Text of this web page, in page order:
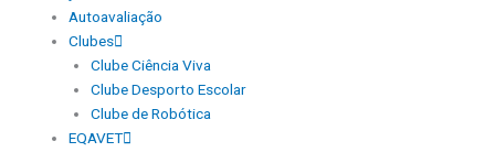
Autoavaliação
Clubes
Clube Ciência Viva
Clube Desporto Escolar
Clube de Robótica
EQAVET